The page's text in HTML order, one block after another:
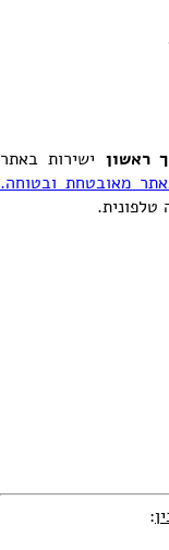
ראשון ישירות באתר
מאובטחת ובטוחה.
טלפונית.
: